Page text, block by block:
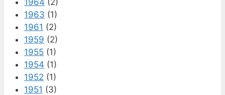
1963 (1)
1961 (2)
1959 (2)
1955 (1)
1954 (1)
1952 (1)
1951 (3)